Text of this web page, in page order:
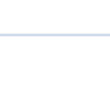
transferência